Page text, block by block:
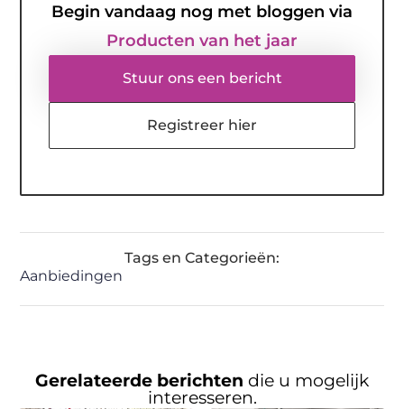
Begin vandaag nog met bloggen via
Producten van het jaar
Stuur ons een bericht
Registreer hier
Tags en Categorieën:
Aanbiedingen
Gerelateerde berichten die u mogelijk
interesseren.